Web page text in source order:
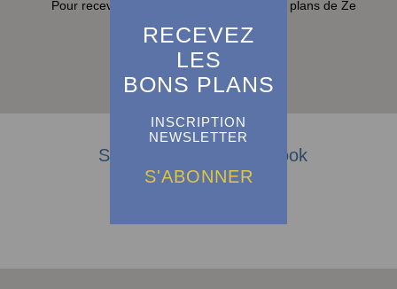
RECEVEZ
LES
BONS PLANS
INSCRIPTION
NEWSLETTER
S'ABONNER
Pour recevoir toutes les actualités et bons plans de Ze
S'abonner
Suivez-nous sur Facebook